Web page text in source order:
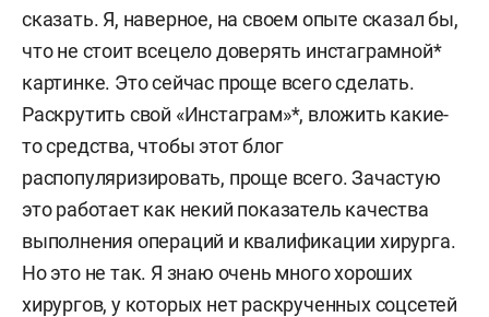
сказать. Я, наверное, на своем опыте сказал бы,
что не стоит всецело доверять инстаграмной*
картинке. Это сейчас проще всего сделать.
Раскрутить свой «Инстаграм»*, вложить какие-
то средства, чтобы этот блог
распопуляризировать, проще всего. Зачастую
это работает как некий показатель качества
выполнения операций и квалификации хирурга.
Но это не так. Я знаю очень много хороших
хирургов, у которых нет раскрученных соцсетей